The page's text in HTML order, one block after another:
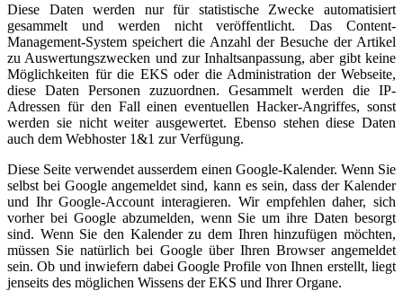
Diese Daten werden nur für statistische Zwecke automatisiert
gesammelt und werden nicht veröffentlicht. Das Content-
Management-System speichert die Anzahl der Besuche der Artikel
zu Auswertungszwecken und zur Inhaltsanpassung, aber gibt keine
Möglichkeiten für die EKS oder die Administration der Webseite,
diese Daten Personen zuzuordnen. Gesammelt werden die IP-
Adressen für den Fall einen eventuellen Hacker-Angriffes, sonst
werden sie nicht weiter ausgewertet. Ebenso stehen diese Daten
auch dem Webhoster 1&1 zur Verfügung.
Diese Seite verwendet ausserdem einen Google-Kalender. Wenn Sie
selbst bei Google angemeldet sind, kann es sein, dass der Kalender
und Ihr Google-Account interagieren. Wir empfehlen daher, sich
vorher bei Google abzumelden, wenn Sie um ihre Daten besorgt
sind. Wenn Sie den Kalender zu dem Ihren hinzufügen möchten,
müssen Sie natürlich bei Google über Ihren Browser angemeldet
sein. Ob und inwiefern dabei Google Profile von Ihnen erstellt, liegt
jenseits des möglichen Wissens der EKS und Ihrer Organe.